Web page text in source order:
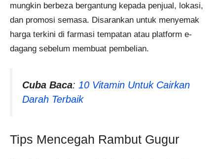
mungkin berbeza bergantung kepada penjual, lokasi,
dan promosi semasa. Disarankan untuk menyemak
harga terkini di farmasi tempatan atau platform e-
dagang sebelum membuat pembelian.
Cuba Baca: 10 Vitamin Untuk Cairkan
Darah Terbaik
Tips Mencegah Rambut Gugur